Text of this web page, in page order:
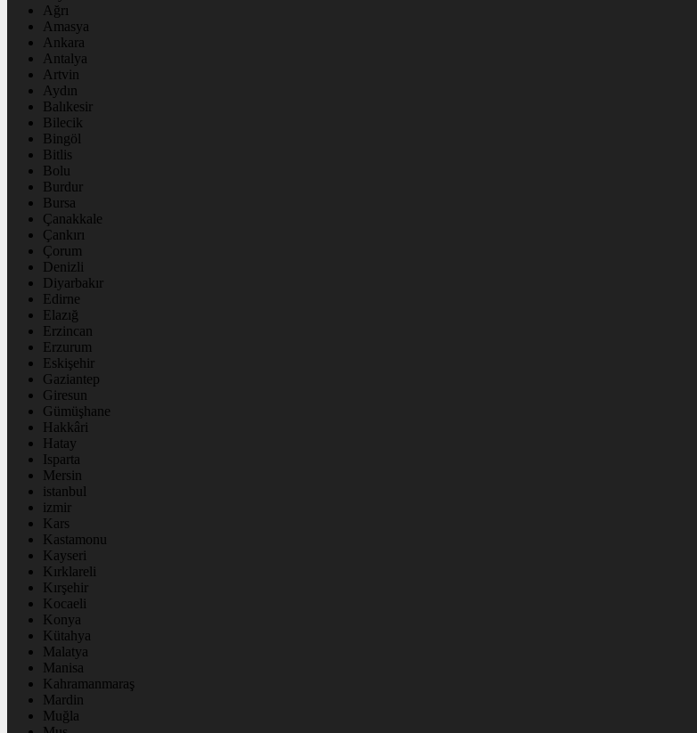
Ağrı
Amasya
Ankara
Antalya
Artvin
Aydın
Balıkesir
Bilecik
Bingöl
Bitlis
Bolu
Burdur
Bursa
Çanakkale
Çankırı
Çorum
Denizli
Diyarbakır
Edirne
Elazığ
Erzincan
Erzurum
Eskişehir
Gaziantep
Giresun
Gümüşhane
Hakkâri
Hatay
Isparta
Mersin
istanbul
izmir
Kars
Kastamonu
Kayseri
Kırklareli
Kırşehir
Kocaeli
Konya
Kütahya
Malatya
Manisa
Kahramanmaraş
Mardin
Muğla